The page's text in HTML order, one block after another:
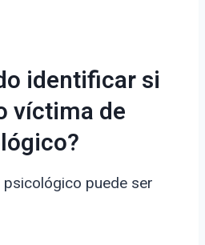
identificar si
víctima de
puede ser